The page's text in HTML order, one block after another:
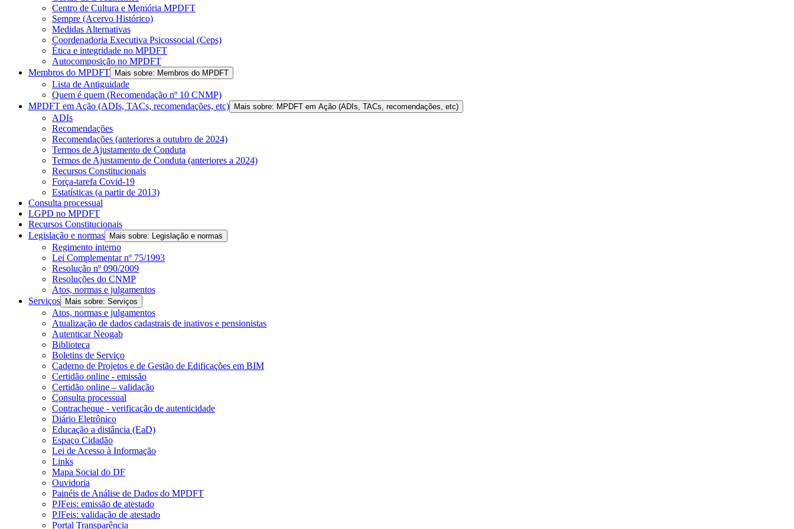
Centro de Cultura e Memória MPDFT
Sempre (Acervo Histórico)
Medidas Alternativas
Coordenadoria Executiva Psicossocial (Ceps)
Ética e integridade no MPDFT
Autocomposição no MPDFT
Membros do MPDFT
Mais sobre: Membros do MPDFT
Lista de Antiguidade
Quem é quem (Recomendação nº 10 CNMP)
MPDFT em Ação (ADIs, TACs, recomendações, etc)
Mais sobre: MPDFT em Ação (ADIs, TACs, recomendações, etc)
ADIs
Recomendações
Recomendações (anteriores a outubro de 2024)
Termos de Ajustamento de Conduta
Termos de Ajustamento de Conduta (anteriores a 2024)
Recursos Constitucionais
Força-tarefa Covid-19
Estatísticas (a partir de 2013)
Consulta processual
LGPD no MPDFT
Recursos Constitucionais
Legislação e normas
Mais sobre: Legislação e normas
Regimento interno
Lei Complementar nº 75/1993
Resolução nº 090/2009
Resoluções do CNMP
Atos, normas e julgamentos
Serviços
Mais sobre: Serviços
Atos, normas e julgamentos
Atualização de dados cadastrais de inativos e pensionistas
Autenticar Neogab
Biblioteca
Boletins de Serviço
Caderno de Projetos e de Gestão de Edificações em BIM
Certidão online - emissão
Certidão online – validação
Consulta processual
Contracheque - verificação de autenticidade
Diário Eletrônico
Educação a distância (EaD)
Espaço Cidadão
Lei de Acesso à Informação
Links
Mapa Social do DF
Ouvidoria
Painéis de Análise de Dados do MPDFT
PJFeis: emissão de atestado
PJFeis: validação de atestado
Portal Transparência